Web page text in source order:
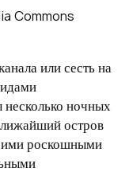
Commons
или сесть на
ночных
остров
роскошными